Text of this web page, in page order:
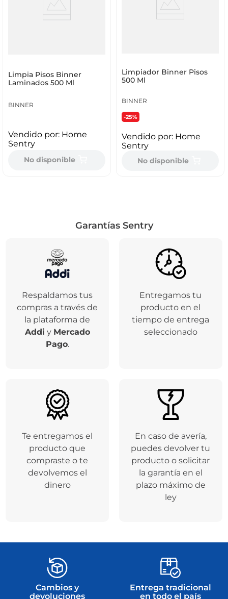
Limpia Pisos Binner
Laminados 500 Ml
BINNER
Vendido por: Home
Sentry
No disponible
Limpiador Binner Pisos
500 Ml
BINNER
-25%
Vendido por: Home
Sentry
No disponible
Garantías Sentry
Respaldamos tus
compras a través de
la plataforma de
Addi y Mercado
Pago.
Entregamos tu
producto en el
tiempo de entrega
seleccionado
Te entregamos el
producto que
compraste o te
devolvemos el
dinero
En caso de avería,
puedes devolver tu
producto o solicitar
la garantía en el
plazo máximo de
ley
Cambios y
devoluciones
Entrega tradicional
en todo el país